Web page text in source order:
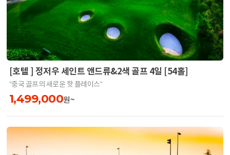
[호텔 ] 정저우 세인트 앤드류&2색 골프 4일 [54홀]
”중국 골프의 새로운 핫 플레이스”
1,499,000원~